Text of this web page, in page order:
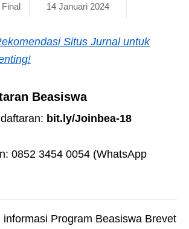
14 Januari 2024
Situs Jurnal untuk
Beasiswa
bit.ly/Joinbea-18
0852 3454 0054 (WhatsApp
informasi Program Beasiswa Brevet